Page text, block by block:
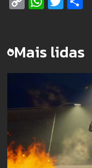
Link
Mais lidas